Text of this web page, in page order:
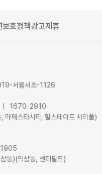
보호정책광고제휴
서울서초-1126
| 1670-2910
마제스타시티, 힐스테이트 서리풀)
동)(역삼동, 센터필드)